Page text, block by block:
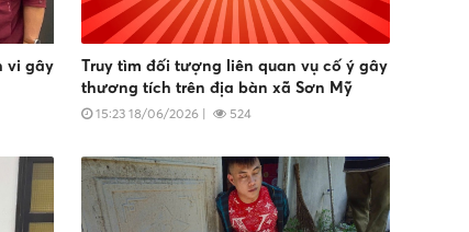
vi gây
Truy tìm đối tượng liên quan vụ cố ý gây
thương tích trên địa bàn xã Sơn Mỹ
15:23 18/06/2026| 524